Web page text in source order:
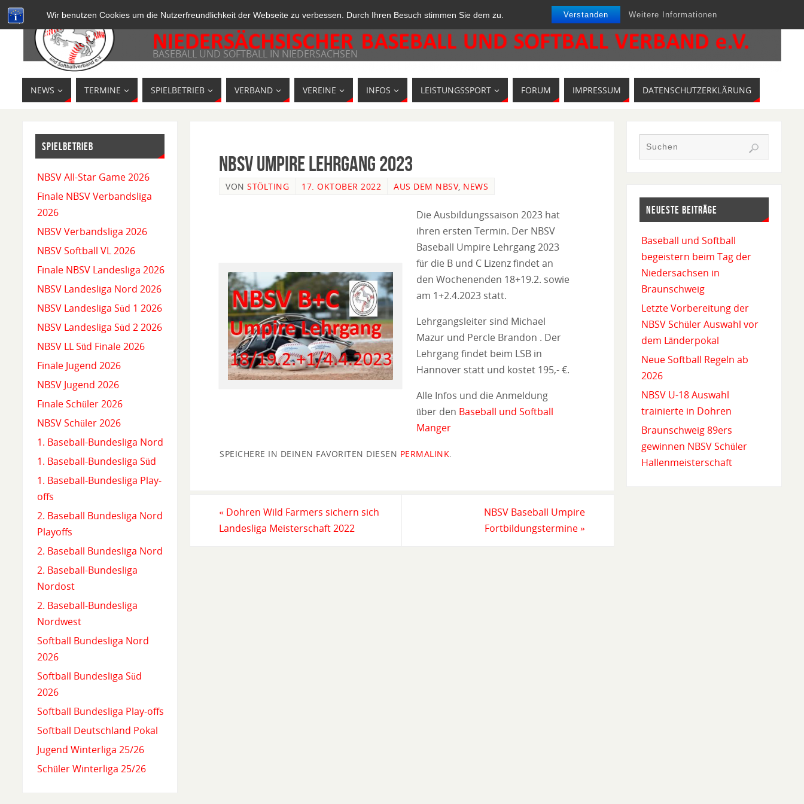
Wir benutzen Cookies um die Nutzerfreundlichkeit der Webseite zu verbessen. Durch Ihren Besuch stimmen Sie dem zu. Verstanden Weitere Informationen
BASEBALL UND SOFTBALL IN NIEDERSACHSEN
NEWS TERMINE SPIELBETRIEB VERBAND VEREINE INFOS LEISTUNGSSPORT FORUM IMPRESSUM DATENSCHUTZERKLÄRUNG
NBSV Umpire Lehrgang 2023
VON STÖLTING 17. OKTOBER 2022 AUS DEM NBSV, NEWS
Die Ausbildungssaison 2023 hat
ihren ersten Termin. Der NBSV
Baseball Umpire Lehrgang 2023
für die B und C Lizenz findet an
den Wochenenden 18+19.2. sowie
am 1+2.4.2023 statt.
Lehrgangsleiter sind Michael
Mazur und Percle Brandon . Der
Lehrgang findet beim LSB in
Hannover statt und kostet 195,- €.
Alle Infos und die Anmeldung
über den Baseball und Softball
Manger
SPEICHERE IN DEINEN FAVORITEN DIESEN PERMALINK
« Dohren Wild Farmers sichern sich
Landesliga Meisterschaft 2022
NBSV Baseball Umpire
Fortbildungstermine »
SPIELBETRIEB
NBSV All-Star Game 2026
Finale NBSV Verbandsliga
2026
NBSV Verbandsliga 2026
NBSV Softball VL 2026
Finale NBSV Landesliga 2026
NBSV Landesliga Nord 2026
NBSV Landesliga Süd 1 2026
NBSV Landesliga Süd 2 2026
NBSV LL Süd Finale 2026
Finale Jugend 2026
NBSV Jugend 2026
Finale Schüler 2026
NBSV Schüler 2026
1. Baseball-Bundesliga Nord
1. Baseball-Bundesliga Süd
1. Baseball-Bundesliga Play-
offs
2. Baseball Bundesliga Nord
Playoffs
2. Baseball Bundesliga Nord
2. Baseball-Bundesliga
Nordost
2. Baseball-Bundesliga
Nordwest
Softball Bundesliga Nord
2026
Softball Bundesliga Süd
2026
Softball Bundesliga Play-offs
Softball Deutschland Pokal
Jugend Winterliga 25/26
Schüler Winterliga 25/26
NEUESTE BEITRÄGE
Baseball und Softball
begeistern beim Tag der
Niedersachsen in
Braunschweig
Letzte Vorbereitung der
NBSV Schüler Auswahl vor
dem Länderpokal
Neue Softball Regeln ab
2026
NBSV U-18 Auswahl
trainierte in Dohren
Braunschweig 89ers
gewinnen NBSV Schüler
Hallenmeisterschaft